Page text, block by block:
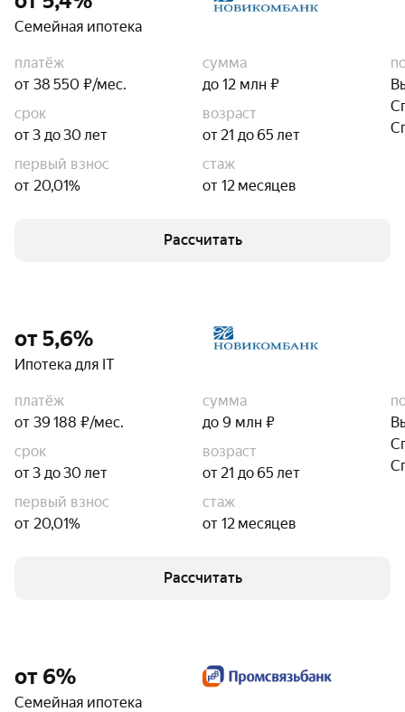
Семейная ипотека
платёж
от 38 550 ₽/мес.
сумма
до 12 млн ₽
срок
от 3 до 30 лет
возраст
от 21 до 65 лет
первый взнос
от 20,01%
стаж
от 12 месяцев
Рассчитать
от 5,6%
Ипотека для IT
платёж
от 39 188 ₽/мес.
сумма
до 9 млн ₽
срок
от 3 до 30 лет
возраст
от 21 до 65 лет
первый взнос
от 20,01%
стаж
от 12 месяцев
Рассчитать
от 6%
Семейная ипотека